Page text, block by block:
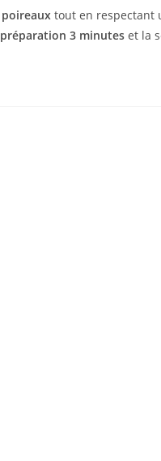
poireaux tout en respectant
préparation 3 minutes et la